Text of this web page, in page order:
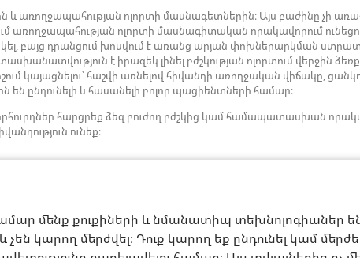
մենք քուքիների և նմանատիպ տեխնոլոգիաներ
մերժվել։ Դուք կարող եք ընդունել կամ մերժել
և առողջապահության ոլորտի մասնագետներին։ Այս բաժինը չի
առողջապահության ոլորտի մասնագիտական որակավորում
բայց դրանցում խոսվում է առանց արյան փոխներարկման
է իրազեկ լինել բժշկության ոլորտում վերջին
կայացնելու՝ հաշվի առնելով հիվանդի առողջական վիճակը,
ընդունելի և հասանելի բոլոր պացիենտների համար։
հարցրեք ձեզ բուժող բժշկից կամ համապատասխան
ունեք։